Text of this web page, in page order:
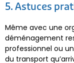
5. Astuces
Même avec une
déménagement
professionnel ou
du transport